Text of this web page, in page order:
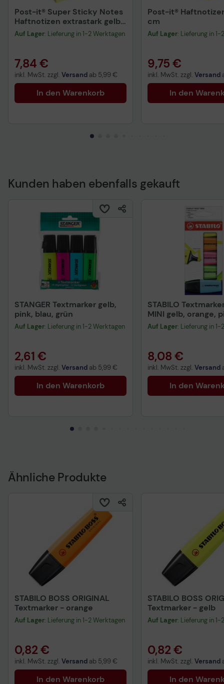
Post-it® Super Sticky Notes
Haftnotizen extrastark gelb
4 Blöcke + GRATIS 2 Blöcke
Auf Lager: Lieferung in 1-2 Werktagen
7,84 €
inkl. MwSt. zzgl. Versand ab 5,99 €
In den Warenkorb
Post-it®
cm
Auf Lager: Lieferung in
9,75 €
inkl. MwSt. zzgl. Versand
In den
Kunden haben ebenfalls gekauft
STANGER Textmarker gelb,
pink, blau, grün
Auf Lager: Lieferung in 1-2 Werktagen
2,61 €
inkl. MwSt. zzgl. Versand ab 5,99 €
In den Warenkorb
STABILO
MINI gelb, orange,
blau
Auf Lager: Lieferung in
8,08 €
inkl. MwSt. zzgl. Versand
In den
Ähnliche Produkte
STABILO BOSS ORIGINAL
Textmarker - orange
Auf Lager: Lieferung in 1-2 Werktagen
0,82 €
inkl. MwSt. zzgl. Versand ab 5,99 €
In den Warenkorb
STABILO BOSS
Textmarker - gelb
Auf Lager: Lieferung in
0,82 €
inkl. MwSt. zzgl. Versand
In den